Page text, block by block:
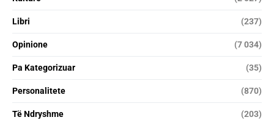
Libri (237)
Opinione (7 034)
Pa Kategorizuar (35)
Personalitete (870)
Të Ndryshme (203)